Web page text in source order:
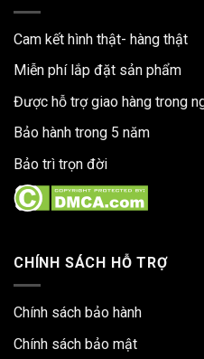
Cam kết hình thật- hàng thật
Miễn phí lắp đặt sản phẩm
Được hỗ trợ giao hàng trong
Bảo hành trong 5 năm
Bảo trì trọn đời
CHÍNH SÁCH HỖ TRỢ
Chính sách bảo hành
Chính sách bảo mật